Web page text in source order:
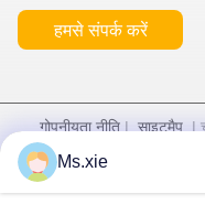
हमसे संपर्क करें
गोपनीयता नीति| साइटमैप|
आपूर्तिकर्ता. कॉपीराइट
Ms.xie